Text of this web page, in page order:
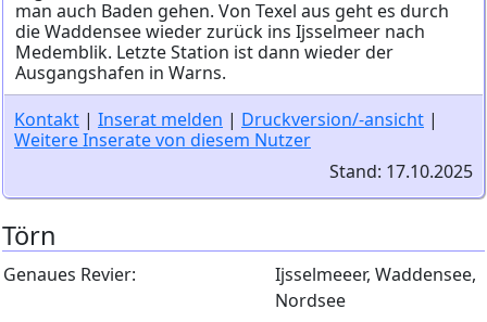
man auch Baden gehen. Von Texel aus geht es durch
die Waddensee wieder zurück ins Ijsselmeer nach
Medemblik. Letzte Station ist dann wieder der
Ausgangshafen in Warns.
Kontakt | Inserat melden | Druckversion/-ansicht |
Weitere Inserate von diesem Nutzer
Stand: 17.10.2025
Törn
Genaues Revier:
Ijsselmeeer, Waddensee,
Nordsee